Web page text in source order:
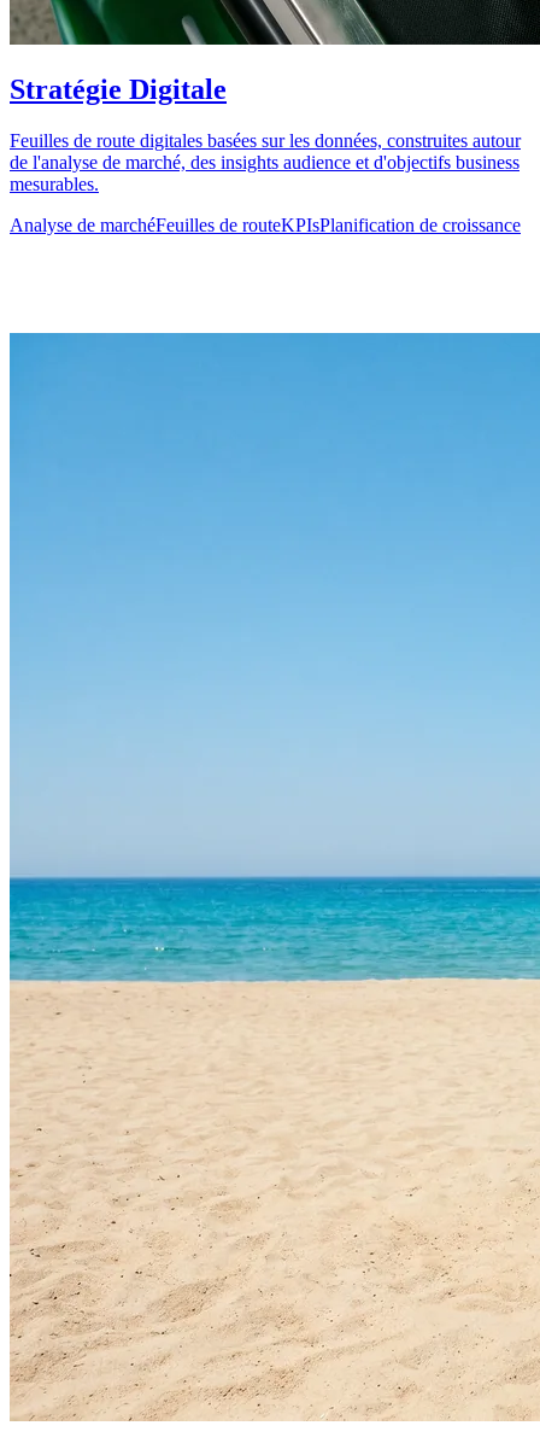
Stratégie Digitale
Feuilles de route digitales basées sur les données, construites autour
de l'analyse de marché, des insights audience et d'objectifs business
mesurables.
Analyse de marchéFeuilles de routeKPIsPlanification de croissance